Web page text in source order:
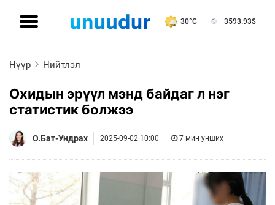
30°C 3593.93$
Нүүр Нийтлэл
Охидын эрүүл мэнд байдаг л нэг
статистик болжээ
О.Бат-Ундрах 2025-09-02 10:00 7 мин унших